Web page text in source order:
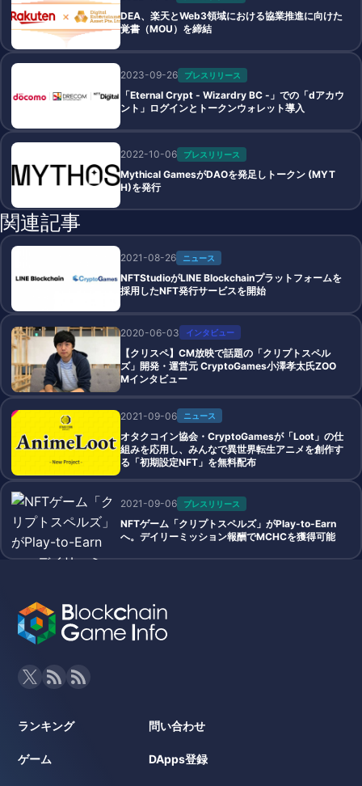
DEA、楽天とWeb3領域における協業推進に向けた
覚書（MOU）を締結
2023-09-26 プレスリリース
「Eternal Crypt - Wizardry BC -」での「dアカウ
ント」ログインとトークンウォレット導入
2022-10-06 プレスリリース
Mythical GamesがDAOを発足しトークン (MYT
H)を発行
関連記事
2021-08-26 ニュース
NFTStudioがLINE Blockchainプラットフォームを
採用したNFT発行サービスを開始
2020-06-03 インタビュー
【クリスペ】CM放映で話題の「クリプトスペル
ズ」開発・運営元 CryptoGames小澤孝太氏ZOO
Mインタビュー
2021-09-06 ニュース
オタクコイン協会・CryptoGamesが「Loot」の仕
組みを応用し、みんなで異世界転生アニメを創作す
る「初期設定NFT」を無料配布
2021-09-06 プレスリリース
NFTゲーム「クリプトスペルズ」がPlay-to-Earn
へ。デイリーミッション報酬でMCHCを獲得可能
ランキング
ゲーム
問い合わせ
DApps登録